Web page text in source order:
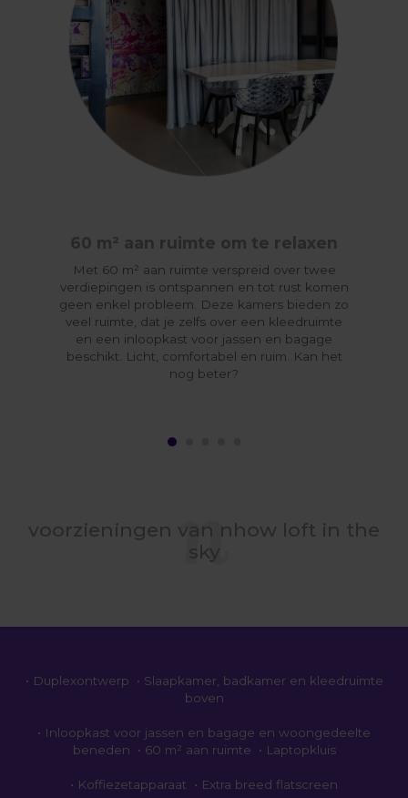
60 m² aan ruimte om te relaxen
Met 60 m² aan ruimte verspreid over twee
verdiepingen is ontspannen en tot rust komen
geen enkel probleem. Deze kamers bieden zo
veel ruimte, dat je zelfs over een kleedruimte
en een inloopkast voor jassen en bagage
beschikt. Licht, comfortabel en ruim. Kan het
nog beter?
voorzieningen van nhow loft in the
sky
• Duplexontwerp • Slaapkamer, badkamer en kleedruimte
boven
• Inloopkast voor jassen en bagage en woongedeelte
beneden • 60 m² aan ruimte • Laptopkluis
• Koffiezetapparaat • Extra breed flatscreen